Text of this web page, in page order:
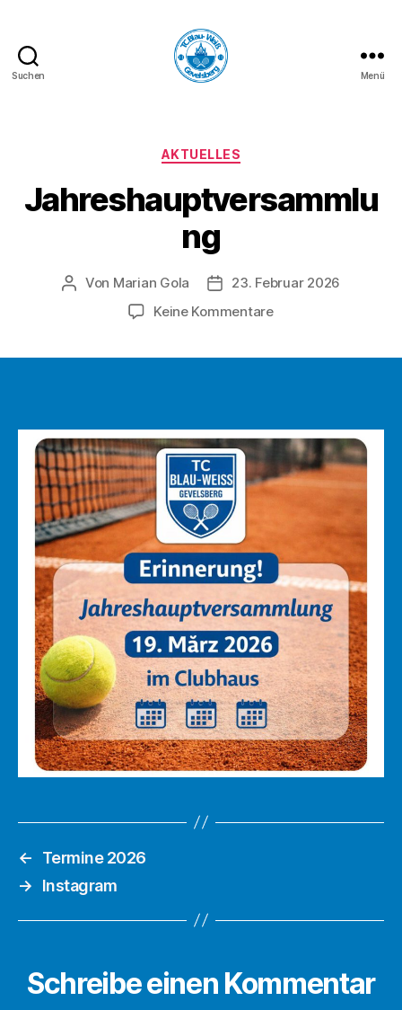
Suchen
Gevelsberg
e.V.
Menü
Kategorien
AKTUELLES
Jahreshauptversammlu
ng
Beitragsautor
Von Marian Gola Beitragsdatum
23. Februar 2026
Keine Kommentarezu
←
Termine 2026
→
Instagram
Schreibe einen Kommentar